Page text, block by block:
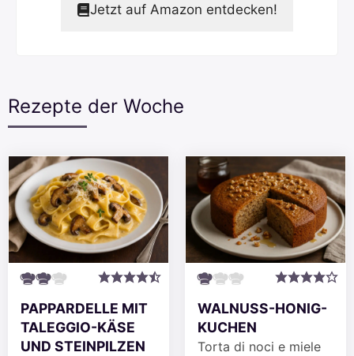
Jetzt auf Amazon entdecken!
Rezepte der Woche
PAPPARDELLE MIT
TALEGGIO-KÄSE
UND STEINPILZEN
WALNUSS-HONIG-
KUCHEN
Torta di noci e miele